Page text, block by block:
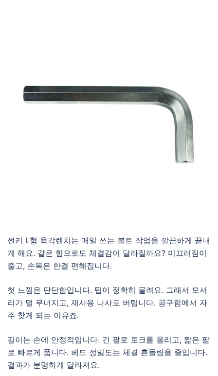
썬키 L형 육각렌치는 매일 쓰는 볼트 작업을 깔끔하게 끝내
게 해요. 같은 힘으로도 체결감이 달라질까요? 미끄러짐이
줄고, 손목은 한결 편해집니다.
첫 느낌은 단단함입니다. 팁이 정확히 물려요. 그래서 모서
리가 덜 무너지고, 재사용 나사도 버팁니다. 공구함에서 자
주 찾게 되는 이유죠.
길이는 손에 안정적입니다. 긴 팔로 토크를 올리고, 짧은 팔
로 빠르게 풉니다. 헤드 정밀도는 체결 흔들림을 줄입니다.
결과가 분명하게 달라져요.